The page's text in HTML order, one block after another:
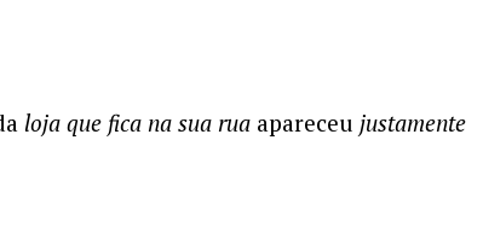
loja que fica na sua rua apareceu justamente